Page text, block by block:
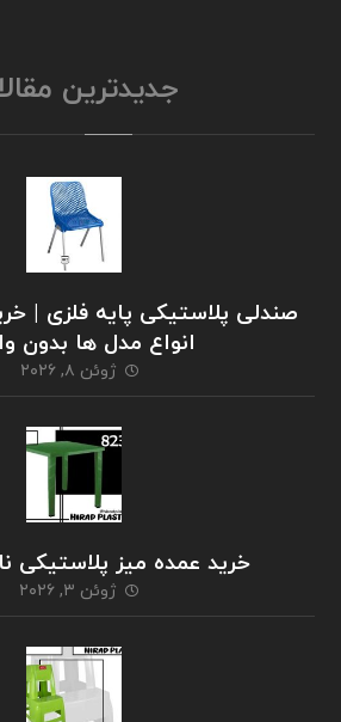
جدیدترین
صندلی پلاستیکی پایه فلزی |
انواع مدل ها بدون
ژوئن ۸, ۲۰۲۶
خرید عمده میز پلاستیکی
ژوئن ۳, ۲۰۲۶